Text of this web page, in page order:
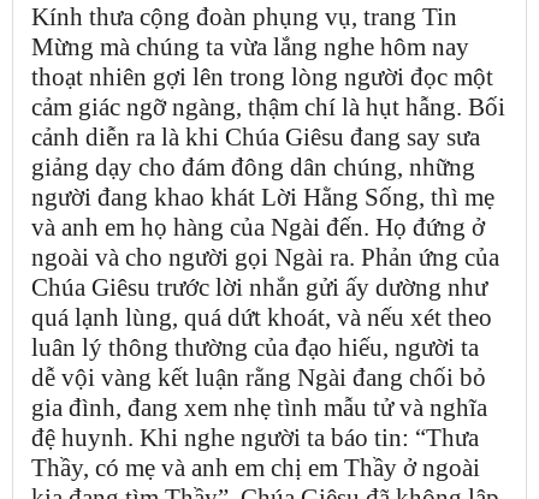
Kính thưa cộng đoàn phụng vụ, trang Tin
Mừng mà chúng ta vừa lắng nghe hôm nay
thoạt nhiên gợi lên trong lòng người đọc một
cảm giác ngỡ ngàng, thậm chí là hụt hẫng. Bối
cảnh diễn ra là khi Chúa Giêsu đang say sưa
giảng dạy cho đám đông dân chúng, những
người đang khao khát Lời Hằng Sống, thì mẹ
và anh em họ hàng của Ngài đến. Họ đứng ở
ngoài và cho người gọi Ngài ra. Phản ứng của
Chúa Giêsu trước lời nhắn gửi ấy dường như
quá lạnh lùng, quá dứt khoát, và nếu xét theo
luân lý thông thường của đạo hiếu, người ta
dễ vội vàng kết luận rằng Ngài đang chối bỏ
gia đình, đang xem nhẹ tình mẫu tử và nghĩa
đệ huynh. Khi nghe người ta báo tin: “Thưa
Thầy, có mẹ và anh em chị em Thầy ở ngoài